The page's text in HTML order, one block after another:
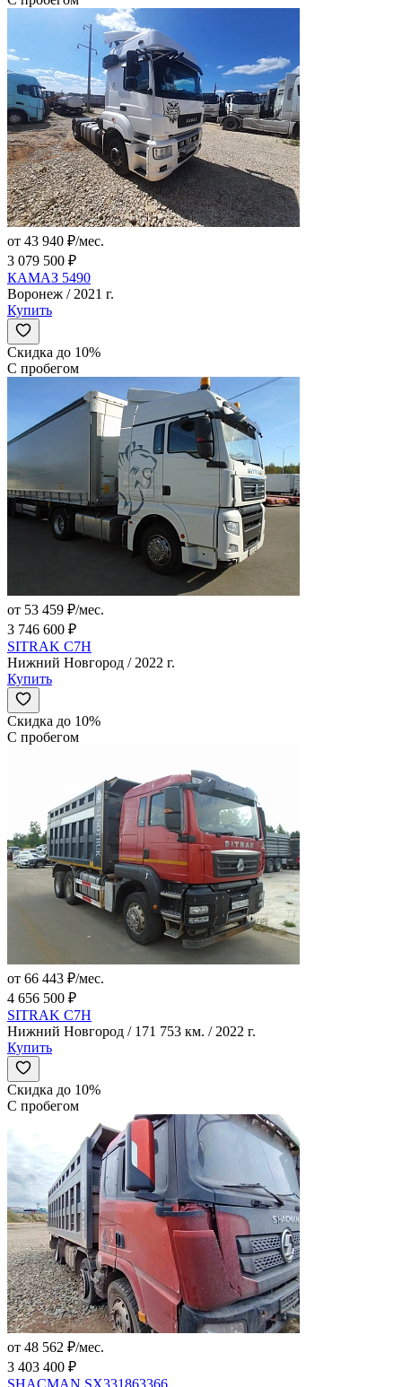
от 43 940 ₽/мес.
3 079 500 ₽
КАМАЗ 5490
Воронеж / 2021 г.
Купить
Скидка до 10%
С пробегом
от 53 459 ₽/мес.
3 746 600 ₽
SITRAK C7H
Нижний Новгород / 2022 г.
Купить
Скидка до 10%
С пробегом
от 66 443 ₽/мес.
4 656 500 ₽
SITRAK C7H
Нижний Новгород / 171 753 км. / 2022 г.
Купить
Скидка до 10%
С пробегом
от 48 562 ₽/мес.
3 403 400 ₽